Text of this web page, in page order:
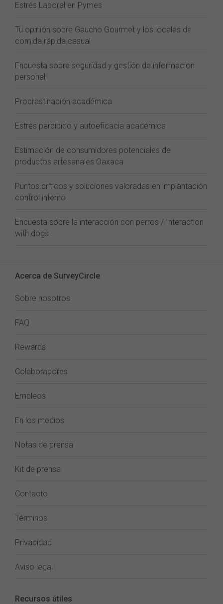
Estrés Laboral en Pymes
Tu opinión sobre Gaucho Gourmet y los locales de
comida rápida casual
Encuesta sobre seguridad y gestión de informacion
personal
Procrastinación académica
Estrés percibido y autoeficacia académica
Estimación de consumidores potenciales de
productos artesanales Oaxaca
Puntos críticos y soluciones valoradas en implantación
control interno
Encuesta sobre la interacción con perros / Interaction
with dogs
Acerca de SurveyCircle
Sobre nosotros
FAQ
Rewards
Colaboradores
Empleos
En los medios
Notas de prensa
Kit de prensa
Contacto
Términos
Privacidad
Aviso legal
Recursos útiles